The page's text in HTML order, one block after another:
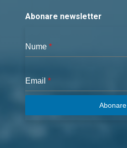
Abonare newsletter
Nume *
Email *
Abonare